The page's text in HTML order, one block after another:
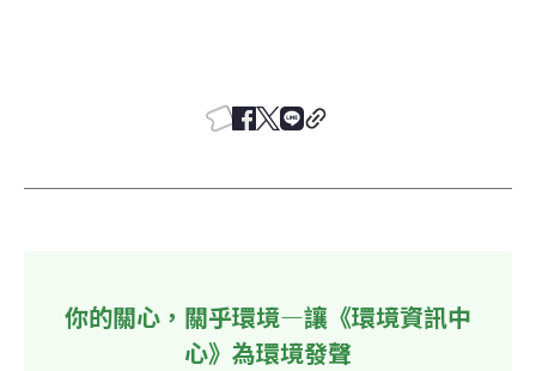
你的關心，關乎環境—讓《環境資訊中
心》為環境發聲